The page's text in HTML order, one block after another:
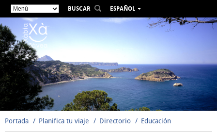
BUSCAR
ESPAÑOL
VALENCIÀ
DEUTSCH
РУССКИЙ
Portada Planifica tu viaje Directorio Educación